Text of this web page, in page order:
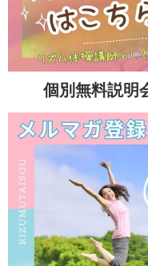
個別無料説明